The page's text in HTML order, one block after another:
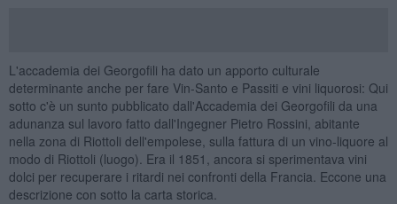
L'accademia dei Georgofili ha dato un apporto culturale
determinante anche per fare Vin-Santo e Passiti e vini liquorosi: Qui
sotto c'è un sunto pubblicato dall'Accademia dei Georgofili da una
adunanza sul lavoro fatto dall'Ingegner Pietro Rossini, abitante
nella zona di Riottoli dell'empolese, sulla fattura di un vino-liquore al
modo di Riottoli (luogo). Era il 1851, ancora si sperimentava vini
dolci per recuperare i ritardi nei confronti della Francia. Eccone una
descrizione con sotto la carta storica.